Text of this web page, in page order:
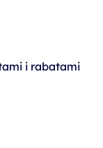
i rabatami